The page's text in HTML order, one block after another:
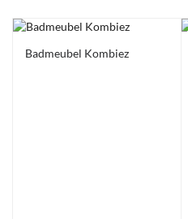
Badmeubel Kombiez